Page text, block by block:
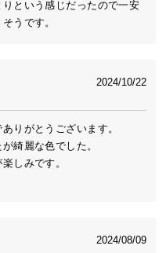
という感じだったので一安
うです。
2024/10/22
りがとうございます。
綺麗な色でした。
しみです。
2024/08/09